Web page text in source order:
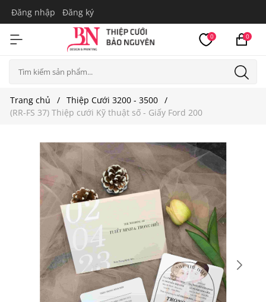
Đăng nhập Đăng ký
0 0
Trang chủ
Thiệp Cưới 3200 - 3500
(RR-FS 37) Thiệp cưới Kỹ thuật số - Giấy Ford 200